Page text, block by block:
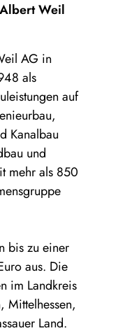
Weil
AG in
als
auf
Kanalbau
und
mehr als 850
bis zu einer
aus. Die
im Landkreis
Mittelhessen,
Land.